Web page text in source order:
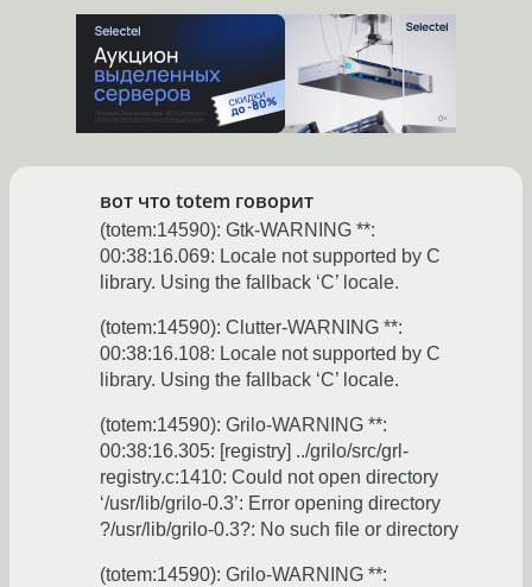
вот что totem говорит
(totem:14590): Gtk-WARNING **:
00:38:16.069: Locale not supported by C
library. Using the fallback ‘C’ locale.
(totem:14590): Clutter-WARNING **:
00:38:16.108: Locale not supported by C
library. Using the fallback ‘C’ locale.
(totem:14590): Grilo-WARNING **:
00:38:16.305: [registry] ../grilo/src/grl-
registry.c:1410: Could not open directory
‘/usr/lib/grilo-0.3’: Error opening directory
?/usr/lib/grilo-0.3?: No such file or directory
(totem:14590): Grilo-WARNING **: